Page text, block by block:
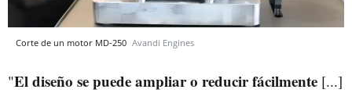
Corte de un motor MD-250 Avandi Engines
"El diseño se puede ampliar o reducir fácilmente [...]